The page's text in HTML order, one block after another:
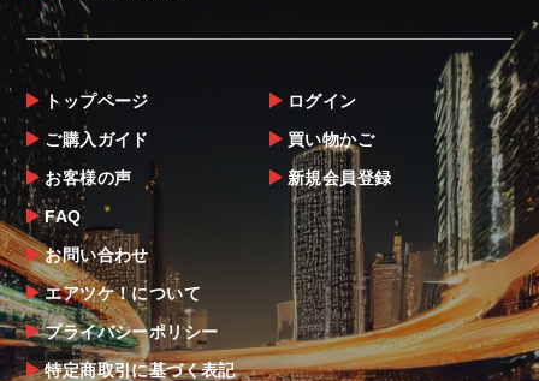
お届け商品について
商品到着後は速やかに開封のうえ、中身をご
確認下さい。
当社ならびにメーカーでは販売する商品に万
全を期すよう尽力しておりますが、
万一、商品に不具合があった場合は商品出荷
後5日以内にご連絡をお願いします。
なお、塗装・加工・装着後の交換や返品は、
理由を問わず一切お受けできません。
商品の不具合や状況は写真等をお願いする場
合もございますので、ご協力をお願いしま
トップページ
ご購入ガイド
お客様の声
FAQ
お問い合わせ
エアツケ！について
プライバシーポリシー
特定商取引に基づく表記
ログイン
買い物かご
新規会員登録